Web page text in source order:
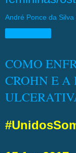
André Ponce da Silva
COMO
CROHN E A